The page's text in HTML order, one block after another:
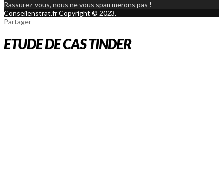
Rassurez-vous, nous ne vous spammerons pas !
Conseilenstrat.fr Copyright © 2023.
Partager
ETUDE DE CAS TINDER